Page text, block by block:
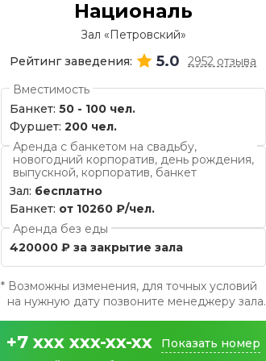
Националь
Зал «Петровский»
Рейтинг заведения:
5.0
2952 отзыва
Вместимость
Банкет: 50 - 100 чел.
Фуршет: 200 чел.
Аренда с банкетом на свадьбу,
новогодний корпоратив, день рождения,
выпускной, корпоратив, банкет
Зал: бесплатно
Банкет: от 10260 ₽/чел.
Аренда без еды
420000 ₽ за закрытие зала
* Возможны изменения, для точных условий
на нужную дату позвоните менеджеру зала.
+7 xxx xxx-xx-xx
Показать номер